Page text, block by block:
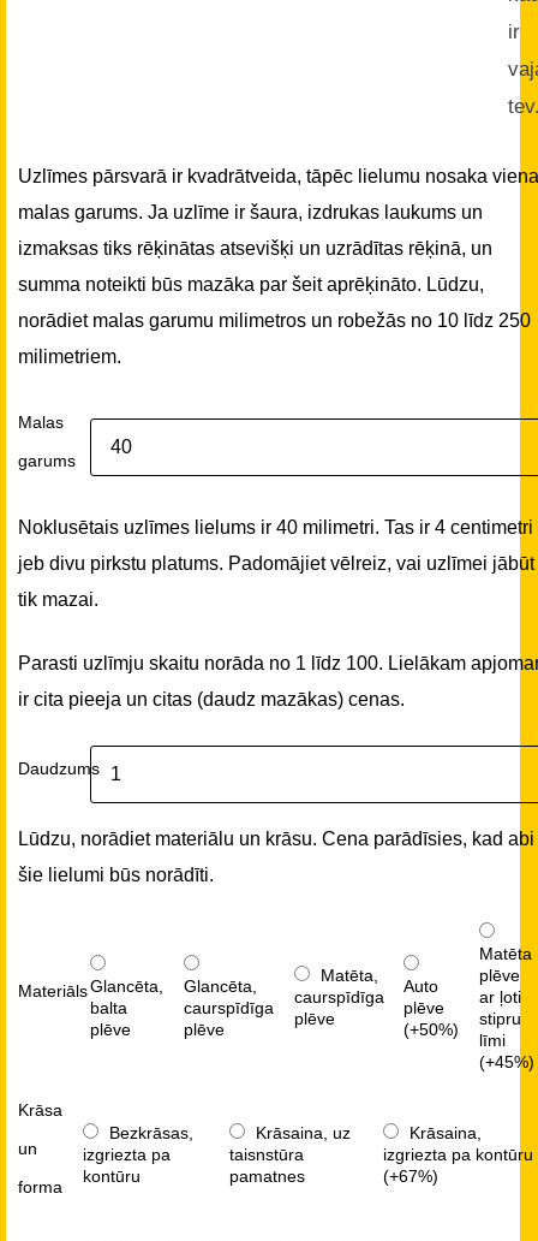
ir
Uzlīmes pārsvarā ir kvadrātveida, tāpēc lielumu nosaka
malas garums. Ja uzlīme ir šaura, izdrukas laukums un
izmaksas tiks rēķinātas atsevišķi un uzrādītas rēķinā, un
summa noteikti būs mazāka par šeit aprēķināto. Lūdzu,
norādiet malas garumu milimetros un robežās no 10 līdz 250
milimetriem.
Malas
garums
Noklusētais uzlīmes lielums ir 40 milimetri. Tas ir 4 centimetri
jeb divu pirkstu platums. Padomājiet vēlreiz, vai uzlīmei jābūt
tik mazai.
Parasti uzlīmju skaitu norāda no 1 līdz 100. Lielākam
ir cita pieeja un citas (daudz mazākas) cenas.
Daudzums
Lūdzu, norādiet materiālu un krāsu. Cena parādīsies, kad abi
šie lielumi būs norādīti.
MateriālsGlancēta,
balta
plēve
Glancēta,
caurspīdīga
plēve
Matēta,
caurspīdīga
plēve
Auto
plēve
(+50%)
Matēta
plēve
ar ļoti
stipru
līmi
(+45%)
Krāsa
un
forma
Bezkrāsas,
izgriezta pa
kontūru
Krāsaina, uz
taisnstūra
pamatnes
Krāsaina,
izgriezta pa kontūru
(+67%)